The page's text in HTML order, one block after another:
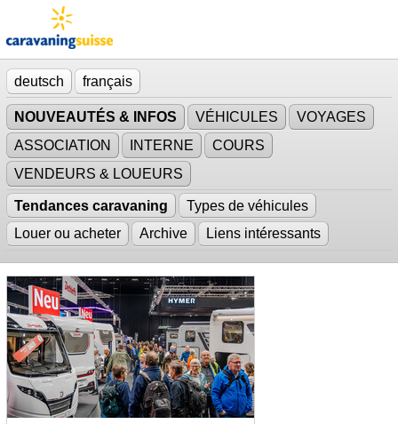
deutsch français
NOUVEAUTÉS & INFOS VÉHICULES
VOYAGES
ASSOCIATION
INTERNE
COURS
VENDEURS & LOUEURS
Tendances caravaning
Types de véhicules
Louer ou acheter
Archive Liens intéressants